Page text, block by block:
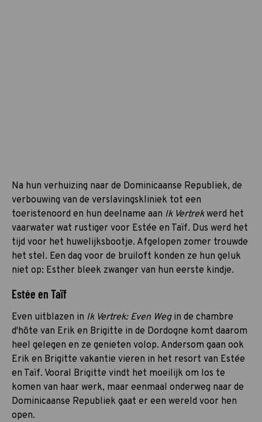
Na hun verhuizing naar de Dominicaanse Republiek, de
verbouwing van de verslavingskliniek tot een
toeristenoord en hun deelname aan Ik Vertrekwerd het
vaarwater wat rustiger voor Estée en Taïf. Dus werd het
tijd voor het huwelijksbootje. Afgelopen zomer trouwde
het stel. Een dag voor de bruiloft konden ze hun geluk
niet op: Esther bleek zwanger van hun eerste kindje.
Estée en Taïf
Even uitblazen in Ik Vertrek: Even Wegin de chambre
d'hôte van Erik en Brigitte in de Dordogne komt daarom
heel gelegen en ze genieten volop. Andersom gaan ook
Erik en Brigitte vakantie vieren in het resort van Estée
en Taïf. Vooral Brigitte vindt het moeilijk om los te
komen van haar werk, maar eenmaal onderweg naar de
Dominicaanse Republiek gaat er een wereld voor hen
open.